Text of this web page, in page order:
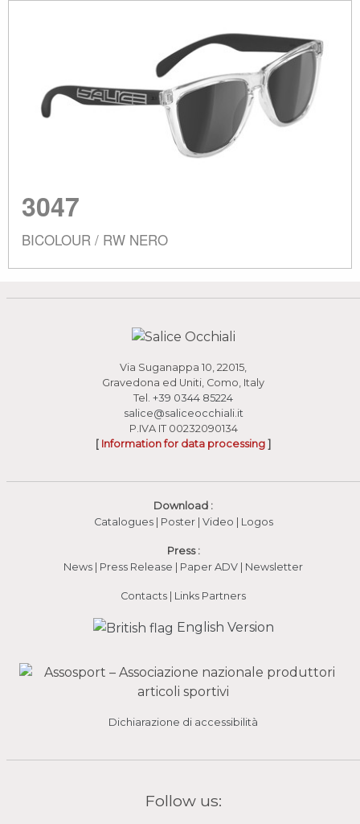
3047
BICOLOUR / RW NERO
Via Suganappa 10, 22015,
Gravedona ed Uniti, Como, Italy
Tel. +39 0344 85224
salice@saliceocchiali.it
P.IVA IT 00232090134
[ Information for data processing ]
Download :
Catalogues| Poster| Video (apre in una nuova
| Logos
Press :
News | Press Release | Paper ADV | Newsletter
Contacts | Links Partners
English Version
Dichiarazione di accessibilità
Follow us: